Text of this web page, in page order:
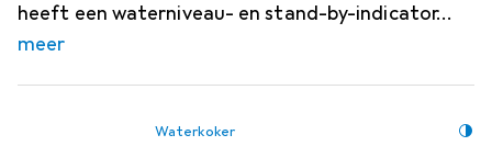
heeft een waterniveau- en stand-by-indicator
meer
Waterkoker